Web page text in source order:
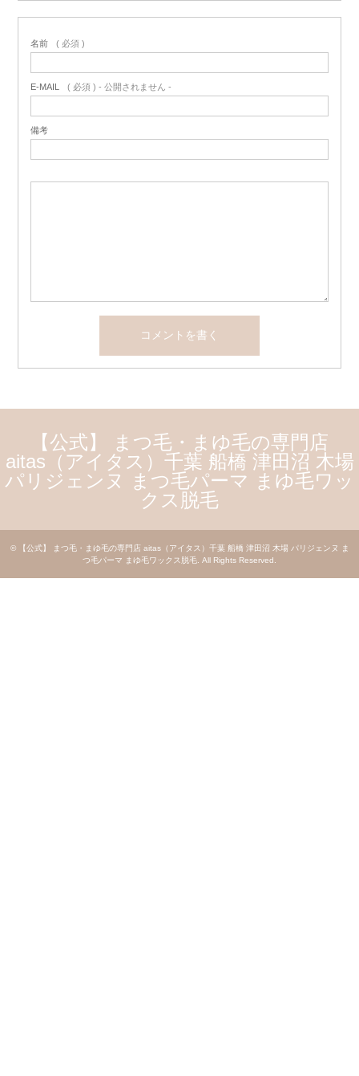
名前 ( 必須 )
E-MAIL ( 必須 ) - 公開されません -
備考
【公式】 まつ毛・まゆ毛の専門店
aitas（アイタス）千葉 船橋 津田沼 木場
パリジェンヌ まつ毛パーマ まゆ毛ワッ
クス脱毛
©
【公式】 まつ毛・まゆ毛の専門店 aitas（アイタス）千葉 船橋 津田沼 木場 パリジェンヌ ま
つ毛パーマ まゆ毛ワックス脱毛. All Rights Reserved.